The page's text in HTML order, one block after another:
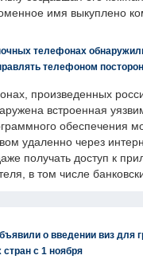
имя выкуплено
телефонах
телефоном
произведенных
встроенная
обеспечения
удаленно через
получать доступ к
в том числе
о введении виз для
стран с 1 ноября